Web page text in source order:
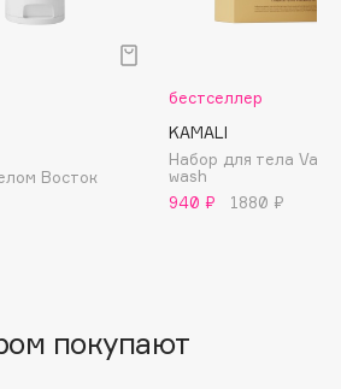
Восток
бестселлер
KAMALI
Набор для тела
wash
940 ₽
1880 ₽
покупают